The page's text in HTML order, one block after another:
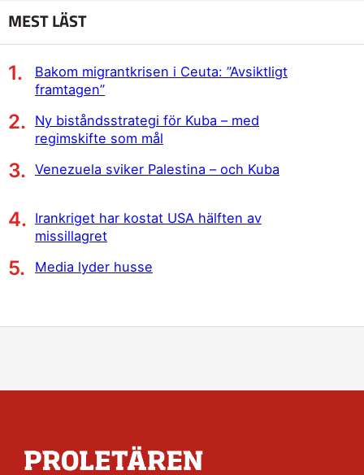
MEST LÄST
Bakom migrantkrisen i Ceuta: ”Avsiktligt
framtagen”
Ny biståndsstrategi för Kuba – med
regimskifte som mål
Venezuela sviker Palestina – och Kuba
Irankriget har kostat USA hälften av
missillagret
Media lyder husse